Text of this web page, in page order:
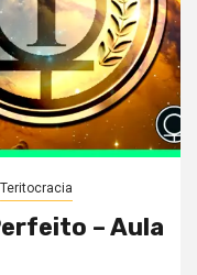
Teritocracia
– Aula